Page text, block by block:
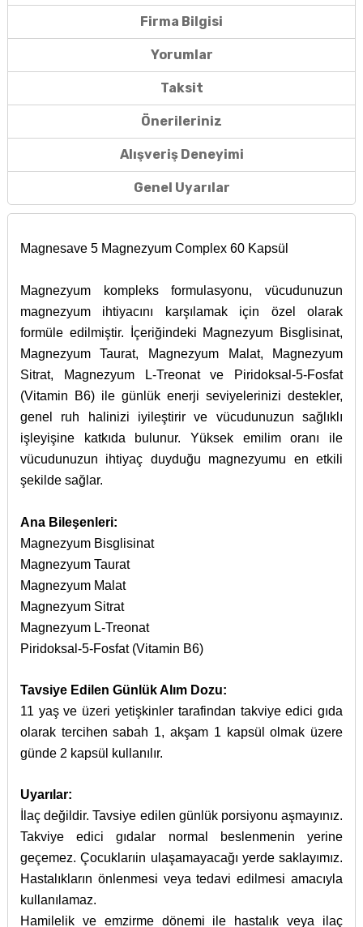
Firma Bilgisi
Yorumlar
Taksit
Önerileriniz
Alışveriş Deneyimi
Genel Uyarılar
Magnesave 5 Magnezyum Complex 60 Kapsül
Magnezyum kompleks formulasyonu, vücudunuzun
magnezyum ihtiyacını karşılamak için özel olarak
formüle edilmiştir. İçeriğindeki Magnezyum Bisglisinat,
Magnezyum Taurat, Magnezyum Malat, Magnezyum
Sitrat, Magnezyum L-Treonat ve Piridoksal-5-Fosfat
(Vitamin B6) ile günlük enerji seviyelerinizi destekler,
genel ruh halinizi iyileştirir ve vücudunuzun sağlıklı
işleyişine katkıda bulunur. Yüksek emilim oranı ile
vücudunuzun ihtiyaç duyduğu magnezyumu en etkili
şekilde sağlar.
Ana Bileşenleri:
Magnezyum Bisglisinat
Magnezyum Taurat
Magnezyum Malat
Magnezyum Sitrat
Magnezyum L-Treonat
Piridoksal-5-Fosfat (Vitamin B6)
Tavsiye Edilen Günlük Alım Dozu:
11 yaş ve üzeri yetişkinler tarafindan takviye edici gıda
olarak tercihen sabah 1, akşam 1 kapsül olmak üzere
günde 2 kapsül kullanılır.
Uyarılar:
İlaç değildir. Tavsiye edilen günlük porsiyonu aşmayınız.
Takviye edici gıdalar normal beslenmenin yerine
geçemez. Çocuklarıin ulaşamayacağı yerde saklayımız.
Hastalıkların önlenmesi veya tedavi edilmesi amacıyla
kullanılamaz.
Hamilelik ve emzirme dönemi ile hastalık veya ilaç